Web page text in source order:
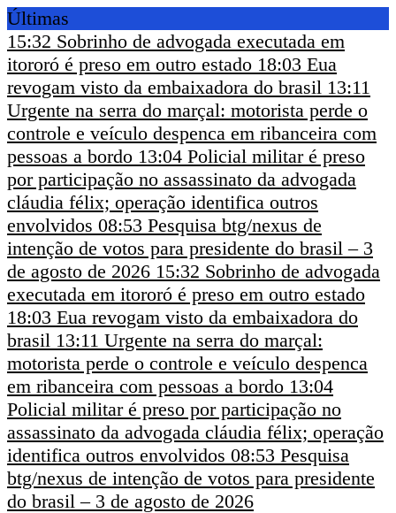
Últimas
15:32 Sobrinho de advogada executada em
itororó é preso em outro estado 18:03 Eua
revogam visto da embaixadora do brasil 13:11
Urgente na serra do marçal: motorista perde o
controle e veículo despenca em ribanceira com
pessoas a bordo 13:04 Policial militar é preso
por participação no assassinato da advogada
cláudia félix; operação identifica outros
envolvidos 08:53 Pesquisa btg/nexus de
intenção de votos para presidente do brasil – 3
de agosto de 2026 15:32 Sobrinho de advogada
executada em itororó é preso em outro estado
18:03 Eua revogam visto da embaixadora do
brasil 13:11 Urgente na serra do marçal:
motorista perde o controle e veículo despenca
em ribanceira com pessoas a bordo 13:04
Policial militar é preso por participação no
assassinato da advogada cláudia félix; operação
identifica outros envolvidos 08:53 Pesquisa
btg/nexus de intenção de votos para presidente
do brasil – 3 de agosto de 2026